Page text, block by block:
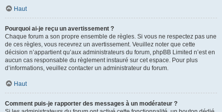
Haut
Pourquoi ai-je reçu un avertissement ?
Chaque forum a son propre ensemble de règles. Si vous ne respectez pas une
de ces règles, vous recevrez un avertissement. Veuillez noter que cette
décision n’appartient qu’aux administrateurs du forum, phpBB Limited n’est en
aucun cas responsable du règlement instauré sur cet espace. Pour plus
d’informations, veuillez contacter un administrateur du forum.
Haut
Comment puis-je rapporter des messages à un modérateur ?